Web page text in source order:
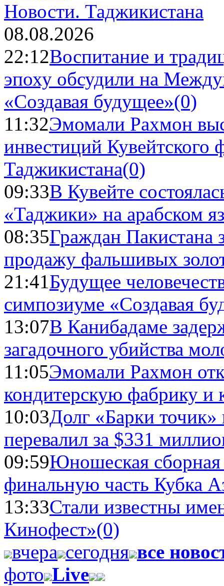
Новости. Таджикистана
08.08.2026
22:12Воспитание и
эпоху обсудили на
«Создавая будущее»(0)
11:32Эмомали Рахмон
инвестиций Кувейтского
Таджикистана(0)
09:33В Кувейте
«Таджики» на арабском
08:35Граждан Пакистана
продажу фальшивых
21:41Будущее
симпозиуме «Создавая
13:07В Канибадаме
загадочного убийства
11:05Эмомали Рахмон
кондитерскую фабрику и
10:03Долг «Барки
перевалил за $331
09:59Юношеская
финальную часть Кубка
13:33Стали известны
Кинофест»(0)
вчера сегодня все
фото Live